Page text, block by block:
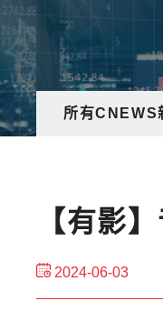
所有CNEWS
【有影
2024-06-03